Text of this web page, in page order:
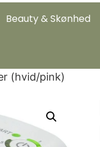
Beauty & Skønhed
(hvid/pink)